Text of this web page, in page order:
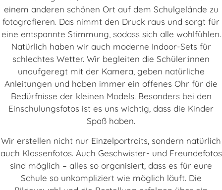
einem anderen schönen Ort auf dem Schulgelände zu
fotografieren. Das nimmt den Druck raus und sorgt für
eine entspannte Stimmung, sodass sich alle wohlfühlen.
Natürlich haben wir auch moderne Indoor-Sets für
schlechtes Wetter. Wir begleiten die Schüler:innen
unaufgeregt mit der Kamera, geben natürliche
Anleitungen und haben immer ein offenes Ohr für die
Bedürfnisse der kleinen Models. Besonders bei den
Einschulungsfotos ist es uns wichtig, dass die Kinder
Spaß haben.
Wir erstellen nicht nur Einzelportraits, sondern natürlich
auch Klassenfotos. Auch Geschwister- und Freundefotos
sind möglich – alles so organisiert, dass es für eure
Schule so unkompliziert wie möglich läuft. Die